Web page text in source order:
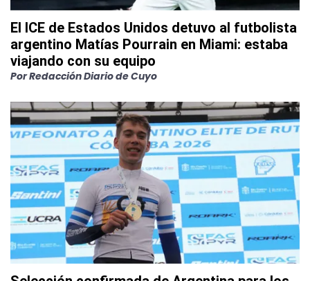
El ICE de Estados Unidos detuvo al futbolista
argentino Matías Pourrain en Miami: estaba
viajando con su equipo
PorRedacción Diario de Cuyo